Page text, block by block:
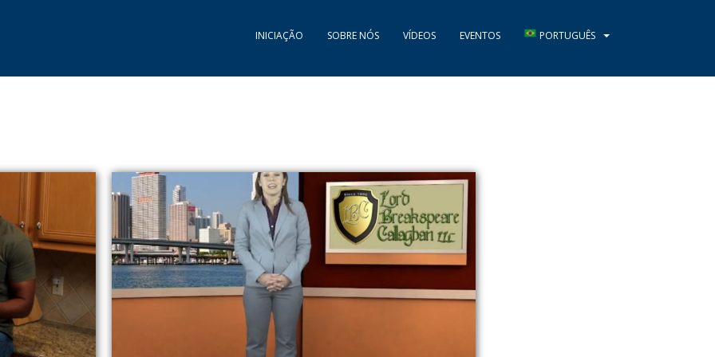
INICIAÇÃO SOBRE NÓS VÍDEOS EVENTOS PORTUGUÊS